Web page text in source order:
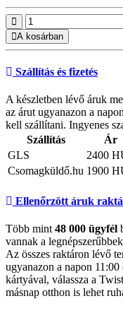
A kosárban
Szállítás és fizetés
A készletben lévő áruk
az árut ugyanazon a
kell szállítani. Ingyenes
Szállítás
Ár
GLS
2400
Csomagküldő.hu 1900
Ellenőrzött áruk
Több mint 48 000 ügyfél
vannak a
Az összes raktáron lévő
ugyanazon a napon
kártyával, válassza a
másnap otthon is lehet